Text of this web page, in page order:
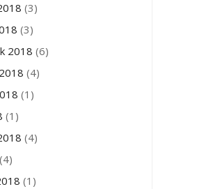
(3)
(3)
2018 (6)
(4)
(1)
(1)
(4)
(4)
(1)